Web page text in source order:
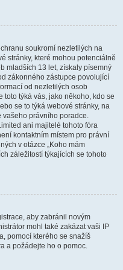
soukromí nezletilých na
stránky, které mohou potenciálně
mladších 13 let, získaly písemný
zákonného zástupce povolující
od nezletilých osob
toto týká vás, jako někoho, kdo se
se to týká webové stránky, na
vašeho právního poradce.
ani majitelé tohoto fóra
kontaktním místem pro právní
v otázce „Koho mám
záležitostí týkajících se tohoto
aby zabránil novým
mohl také zakázat vaši IP
pomocí kterého se snažíš
a požádejte ho o pomoc.